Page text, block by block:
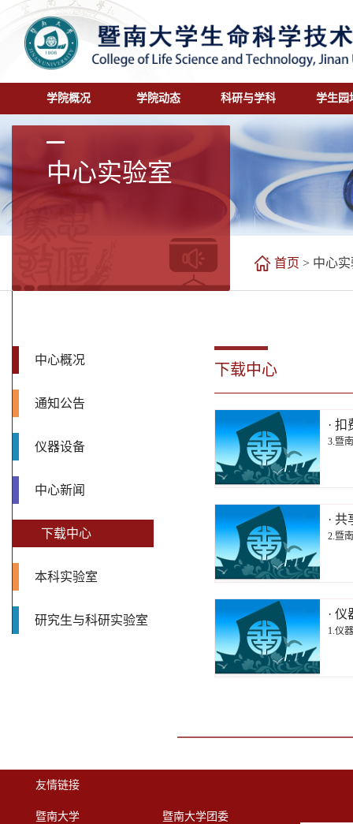
学院概况 学院动态 科研与学科 学生园
中心实验室
首页 > 中心
中心概况
通知公告
仪器设备
中心新闻
下载中心
本科实验室
研究生与科研实验室
下载中心
·
3.暨
·
2.暨
·
1.仪
友情链接
暨南大学 暨南大学团委